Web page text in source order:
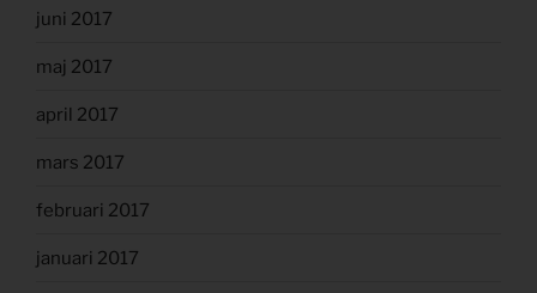
juni 2017
maj 2017
april 2017
mars 2017
februari 2017
januari 2017